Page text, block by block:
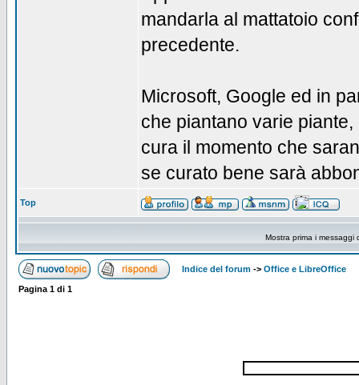
mandarla al mattatoio
precedente.
Microsoft, Google ed in
che piantano varie
cura il momento che
se curato bene sarà
Top
Mostra prima i messaggi
Indice del forum -> Office e LibreOffice
Pagina 1 di 1